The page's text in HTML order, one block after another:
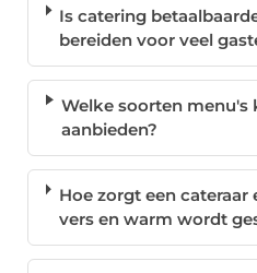
Is catering
bereiden voor veel
Welke soorten menu's
aanbieden?
Hoe zorgt een
vers en warm wordt